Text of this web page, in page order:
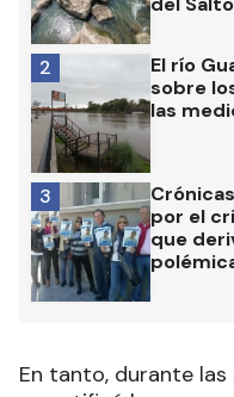
El río
sobre
las
2
por el
que
3
En tanto, durante